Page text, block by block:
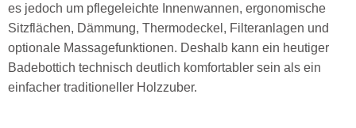
es jedoch um pflegeleichte Innenwannen, ergonomische
Sitzflächen, Dämmung, Thermodeckel, Filteranlagen und
optionale Massagefunktionen. Deshalb kann ein heutiger
Badebottich technisch deutlich komfortabler sein als ein
einfacher traditioneller Holzzuber.